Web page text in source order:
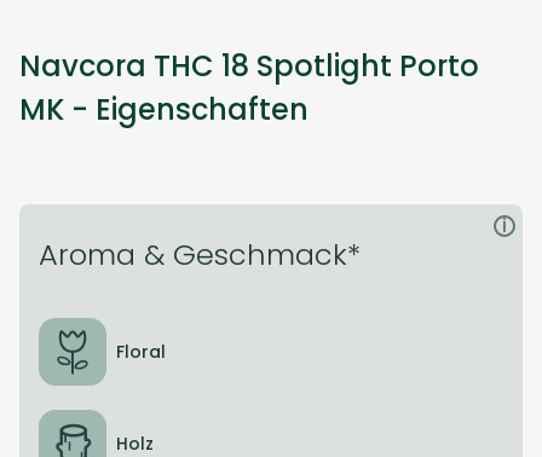
Navcora THC 18 Spotlight Porto
MK - Eigenschaften
Aroma & Geschmack*
i
Floral
Holz